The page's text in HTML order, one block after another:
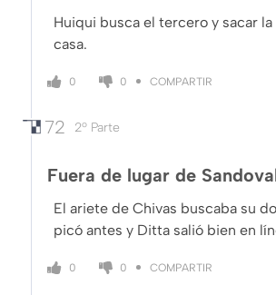
Huiqui busca el tercero y sacar
casa.
0 0 COMPARTIR
72 2º Parte
Fuera de lugar de
El ariete de Chivas buscaba su
picó antes y Ditta salió bien en
0 0 COMPARTIR